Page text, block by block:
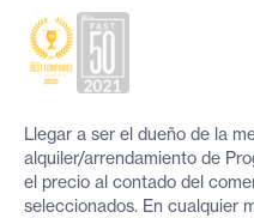
Llegar a ser el dueño de la
alquiler/arrendamiento de
el precio al contado del
seleccionados. En cualquier